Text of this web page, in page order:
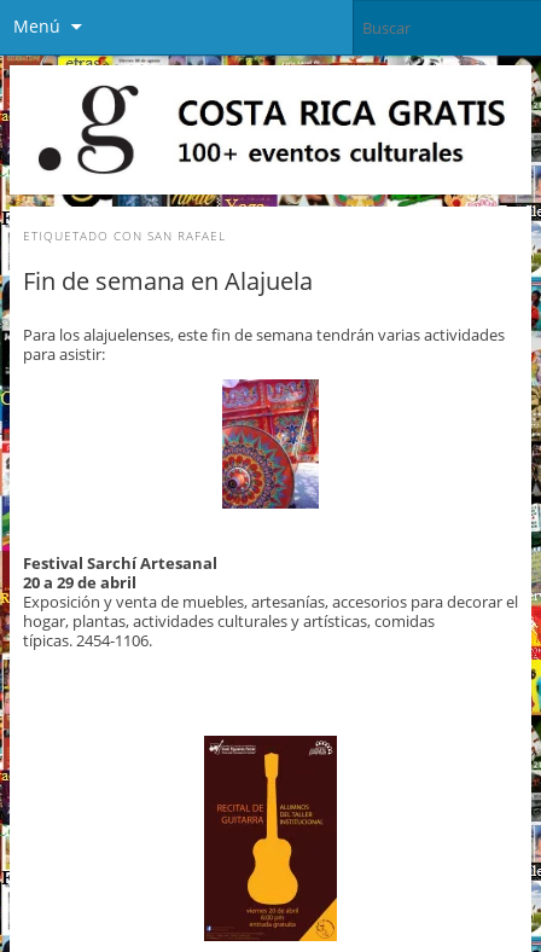
Menú
ETIQUETADO CON SAN RAFAEL
Fin de semana en Alajuela
Para los alajuelenses, este fin de semana tendrán varias actividades
para asistir:
Festival Sarchí Artesanal
20 a 29 de abril
Exposición y venta de muebles, artesanías, accesorios para decorar el
hogar, plantas, actividades culturales y artísticas, comidas
típicas. 2454-1106.